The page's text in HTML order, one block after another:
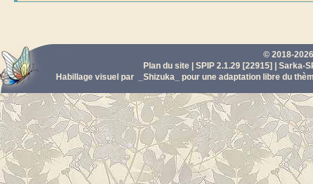
© 2018-
Plan du site
SPIP 2.1.29 [22915]
Sarka-
Habillage visuel par
_Shizuka_ pour une adaptation libre du